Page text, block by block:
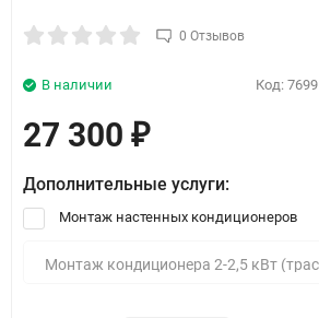
0 Отзывов
Код: 7699
В наличии
27 300 ₽
Дополнительные услуги:
Монтаж настенных кондиционеров